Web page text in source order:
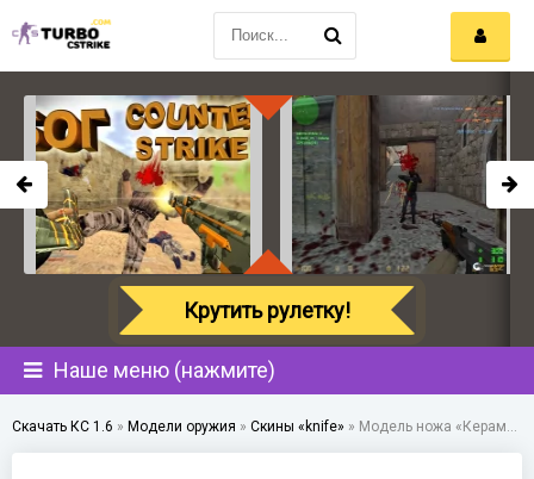
Наше меню (нажмите)
Скачать КС 1.6 » Модели оружия » Скины «knife» » Модель ножа «Керамбит - Северный лес» для CS 1.6
Крутить рулетку!